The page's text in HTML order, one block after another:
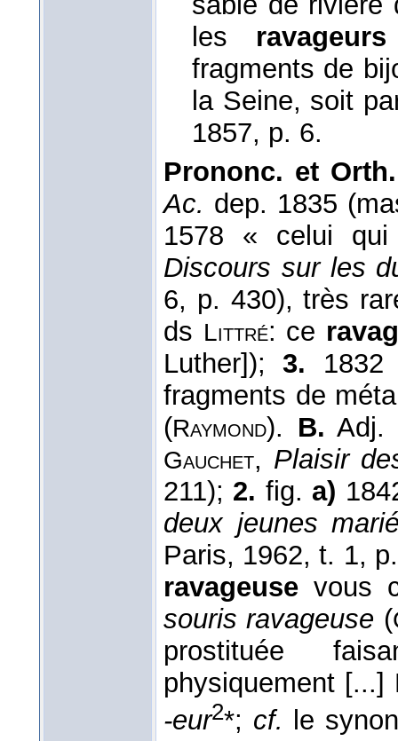
les ravageurs
fragments de
la Seine, soit
1857, p. 6.
Prononc. et
Ac. dep. 1835
1578 « celui
Discours sur les
6, p. 430), très
ds Littré: ce
Luther]);3. 1832
fragments de
(Raymond). B. Adj.
Gauchet, Plaisir
211); 2. fig. a)
deux jeunes
Paris, 1962, t. 1,
ravageuse vous
souris ravageuse (
prostituée
physiquement
-eur2*; cf.
le